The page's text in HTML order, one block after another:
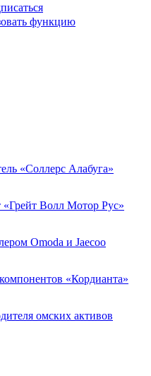
«Соллерс Алабуга»
«Грейт Волл Мотор Рус»
Omoda и Jaecoo
«Кордианта»
омских активов